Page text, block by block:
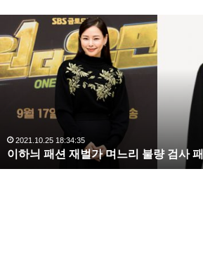
하
늬
패
션
며
느
리
2021.10.25 18:34:35
이하늬 패션 재벌가 며느리 불량 검사